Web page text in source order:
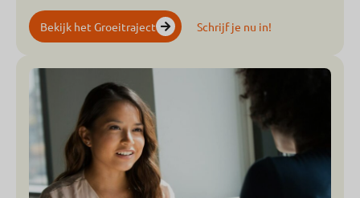
Bekijk het Groeitraject Schrijf je nu in!